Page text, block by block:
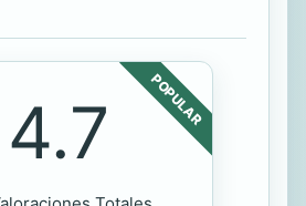
POPULAR
4.7